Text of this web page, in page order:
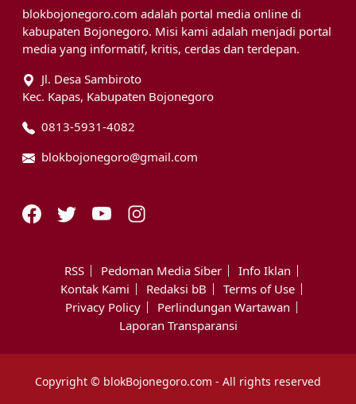
blokbojonegoro.com adalah portal media online di
kabupaten Bojonegoro. Misi kami adalah menjadi portal
media yang informatif, kritis, cerdas dan terdepan.
Jl. Desa Sambiroto
Kec. Kapas, Kabupaten Bojonegoro
0813-5931-4082
blokbojonegoro@gmail.com
RSS Pedoman Media Siber
Info Iklan
Kontak Kami
Redaksi bB
Terms of Use
Privacy Policy
Perlindungan Wartawan
Laporan Transparansi
Copyright © blokBojonegoro.com - All rights reserved